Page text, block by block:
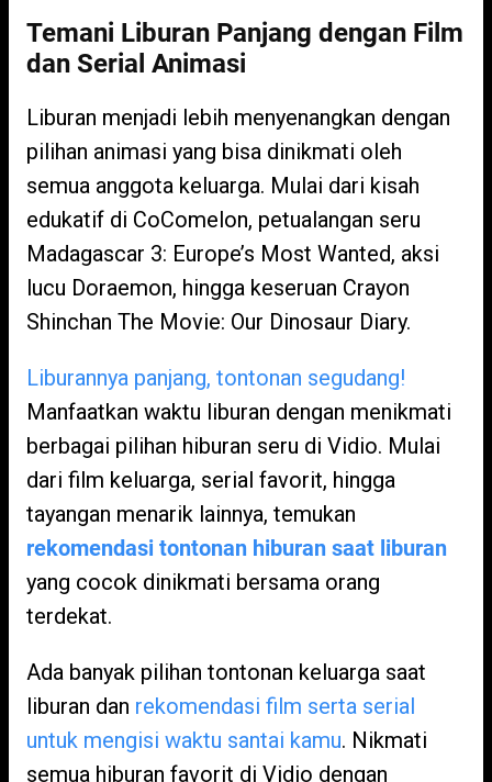
Temani Liburan Panjang dengan Film
dan Serial Animasi
Liburan menjadi lebih menyenangkan dengan
pilihan animasi yang bisa dinikmati oleh
semua anggota keluarga. Mulai dari kisah
edukatif di CoComelon, petualangan seru
Madagascar 3: Europe’s Most Wanted, aksi
lucu Doraemon, hingga keseruan Crayon
Shinchan The Movie: Our Dinosaur Diary.
Liburannya panjang, tontonan segudang!
Manfaatkan waktu liburan dengan menikmati
berbagai pilihan hiburan seru di Vidio. Mulai
dari film keluarga, serial favorit, hingga
tayangan menarik lainnya, temukan
rekomendasi tontonan hiburan saat liburan
yang cocok dinikmati bersama orang
terdekat.
Ada banyak pilihan tontonan keluarga saat
liburan dan rekomendasi film serta serial
untuk mengisi waktu santai kamu. Nikmati
semua hiburan favorit di Vidio dengan